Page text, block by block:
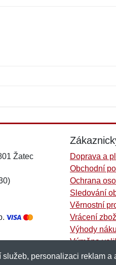
Žatec
Doprava a
Obchodní
Ochrana
Sledování
Věrnostní
Vrácení
Výhody
Výměna
Více
personalizaci reklam